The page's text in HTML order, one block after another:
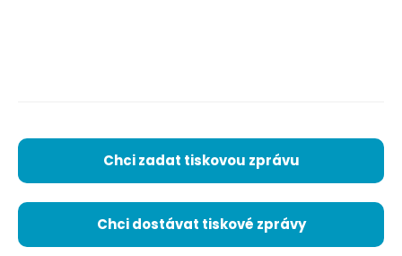
Chci zadat tiskovou zprávu
Chci dostávat tiskové zprávy